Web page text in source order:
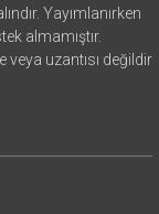
Yayımlanırken
almamıştır.
uzantısı değildir